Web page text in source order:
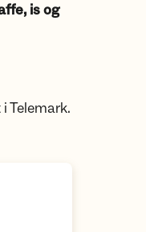
is og
Telemark.